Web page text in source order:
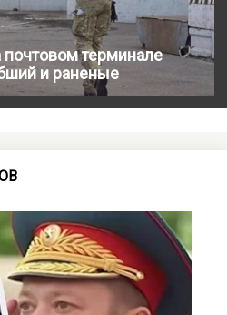
терминале
и раненые